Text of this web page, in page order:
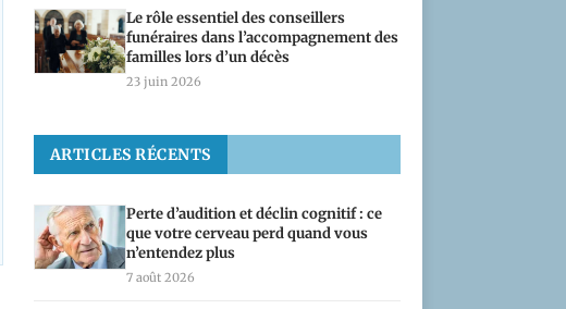
Le rôle essentiel des conseillers
funéraires dans l’accompagnement des
familles lors d’un décès
23 juin 2026
ARTICLES RÉCENTS
Perte d’audition et déclin cognitif : ce
que votre cerveau perd quand vous
n’entendez plus
7 août 2026